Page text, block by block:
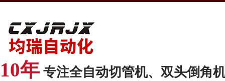
10年 专注全自动切管机、双头倒角